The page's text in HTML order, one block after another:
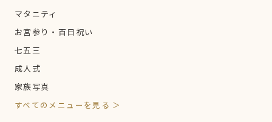
マタニティ
お宮参り・百日祝い
七五三
成人式
家族写真
すべてのメニューを見る ＞